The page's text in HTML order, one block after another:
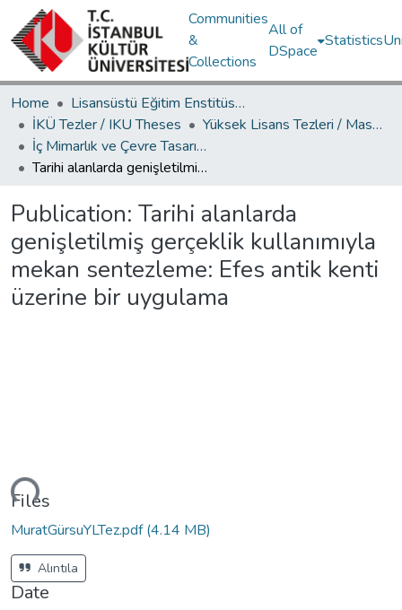
Communities
&
Collections
All of
DSpace
Statistics
Home
Lisansüstü Eğitim Enstitüsü / Postgraduate Education Institute
İKÜ Tezler / IKU Theses
Yüksek Lisans Tezleri / Master's Theses
İç Mimarlık ve Çevre Tasarımı Ana Bilim Dalı / Department of Interior Architecture and Environmental Design
Tarihi alanlarda genişletilmiş gerçeklik kullanımıyla mekan sentezleme: Efes antik kenti üzerine bir uygulama
Publication: Tarihi alanlarda
genişletilmiş gerçeklik kullanımıyla
mekan sentezleme: Efes antik kenti
üzerine bir uygulama
Files
MuratGürsuYLTez.pdf(4.14 MB)
Alıntıla
Date